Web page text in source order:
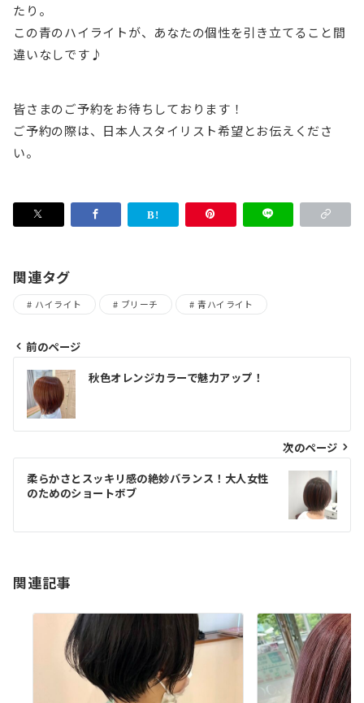
たり。
この青のハイライトが、あなたの個性を引き立てること間
違いなしです♪
皆さまのご予約をお待ちしております！
ご予約の際は、日本人スタイリスト希望とお伝えくださ
い。
関連タグ
ハイライト ブリーチ 青ハイライト
投
稿
ナ
ゲ
ー
ン
前のページ
秋色オレンジカラーで魅力アップ！
次のページ
柔らかさとスッキリ感の絶妙バランス！大人女性
のためのショートボブ
関連記事